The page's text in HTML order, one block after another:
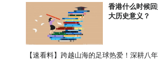
香港什么时候
大历史意义？
【速看料】跨越山海的足球热爱！深耕八